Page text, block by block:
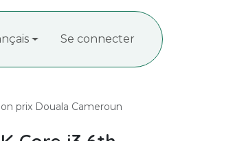
Recrutement
Se connecter
prix Douala Cameroun